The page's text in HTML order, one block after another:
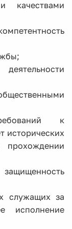
качествами
к
исторических
служащих за
исполнение